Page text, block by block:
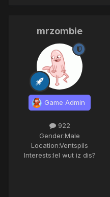
mrzombie
Game Admin
922
Gender:Male
Location:Ventspils
Interests:lel wut iz dis?